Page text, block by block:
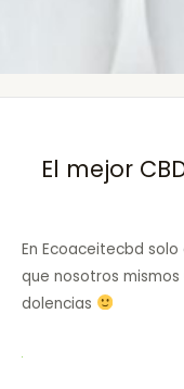
El mejor
En Ecoaceitecbd
que nosotros
dolencias